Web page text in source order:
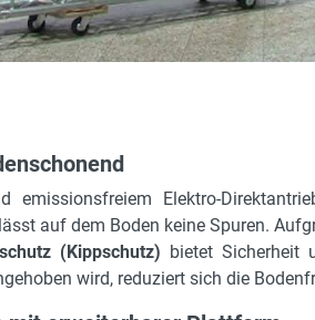
emissionsfreiem Elektro-
auf dem Boden keine Spuren.
(Kippschutz) bietet Sicherheit
wird, reduziert sich die